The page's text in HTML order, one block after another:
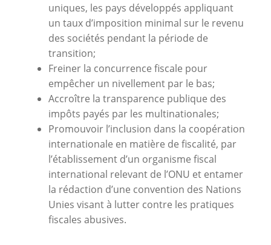
uniques, les pays développés appliquant
un taux d’imposition minimal sur le revenu
des sociétés pendant la période de
transition;
Freiner la concurrence fiscale pour
empêcher un nivellement par le bas;
Accroître la transparence publique des
impôts payés par les multinationales;
Promouvoir l’inclusion dans la coopération
internationale en matière de fiscalité, par
l’établissement d’un organisme fiscal
international relevant de l’ONU et entamer
la rédaction d’une convention des Nations
Unies visant à lutter contre les pratiques
fiscales abusives.